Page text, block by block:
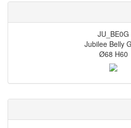
JU_BE0G
Jubilee Belly
Ø68 H60